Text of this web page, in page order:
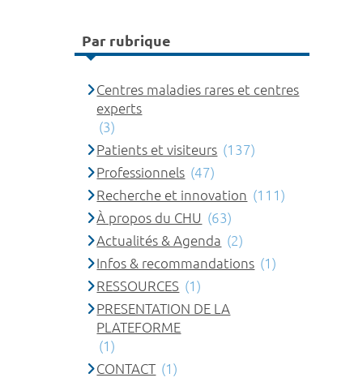
Par rubrique
Centres maladies rares et centres
experts
(3)
Patients et visiteurs (137)
Professionnels (47)
Recherche et innovation (111)
À propos du CHU (63)
Actualités & Agenda (2)
Infos & recommandations (1)
RESSOURCES (1)
PRESENTATION DE LA
PLATEFORME
(1)
CONTACT (1)